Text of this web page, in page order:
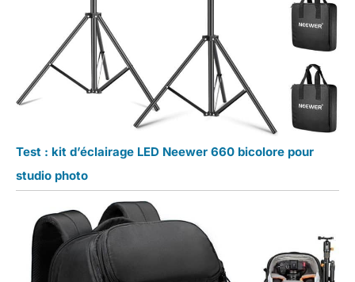
Test : kit d’éclairage LED Neewer 660 bicolore pour
studio photo